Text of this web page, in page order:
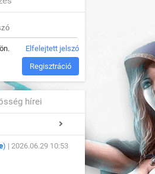
Elfelejtett jelszó
Regisztráció
hírei
) | 2026.06.29 10:53